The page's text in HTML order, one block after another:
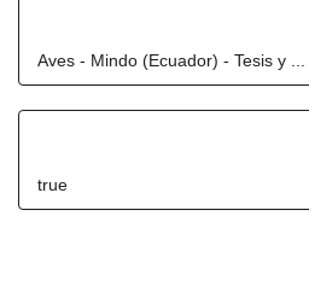
Aves - Mindo (Ecuador) - Tesis y ...
true